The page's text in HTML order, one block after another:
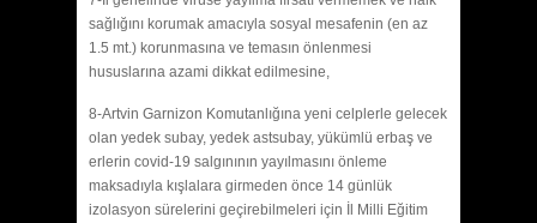
sağlığını korumak amacıyla sosyal mesafenin (en az
1.5 mt.) korunmasına ve temasın önlenmesi
hususlarına azami dikkat edilmesine,
8-Artvin Garnizon Komutanlığına yeni celplerle gelecek
olan yedek subay, yedek astsubay, yükümlü erbaş ve
erlerin covid-19 salgınının yayılmasını önleme
maksadıyla kışlalara girmeden önce 14 günlük
izolasyon sürelerini geçirebilmeleri için İl Milli Eğitim